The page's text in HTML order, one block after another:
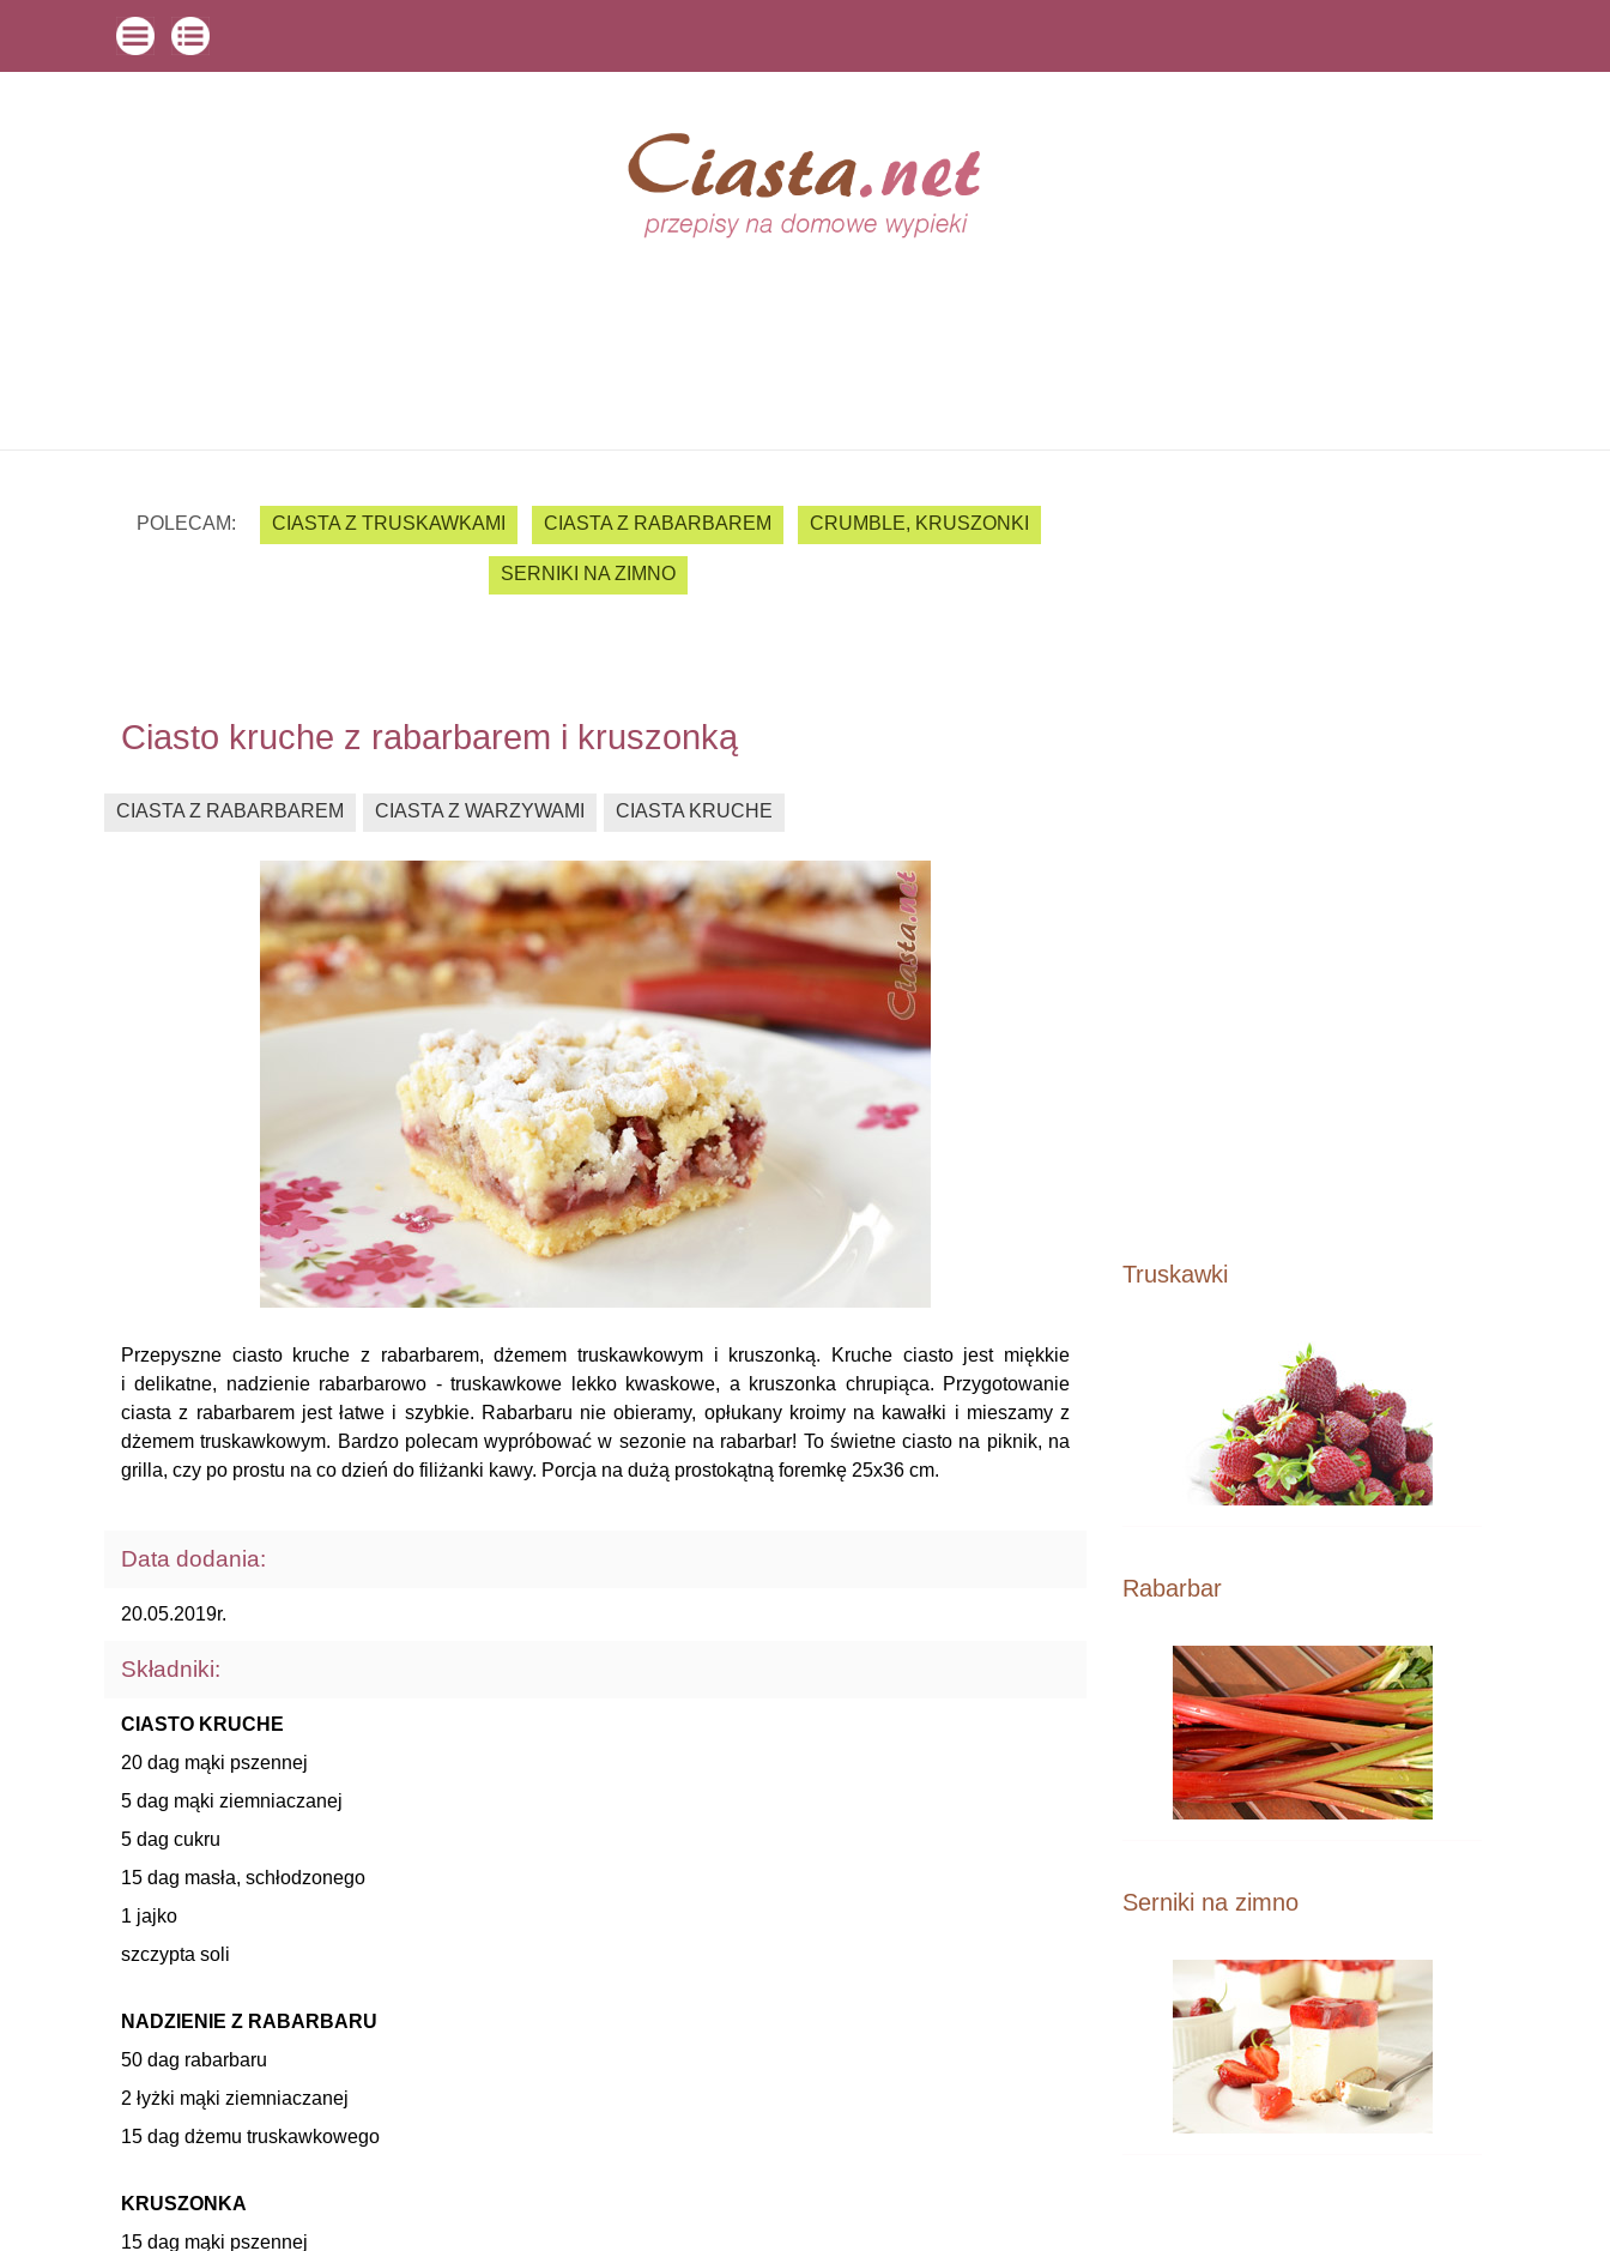
POLECAM: CIASTA Z TRUSKAWKAMI CIASTA Z RABARBAREM CRUMBLE, KRUSZONKI
SERNIKI NA ZIMNO
Ciasto kruche z rabarbarem i kruszonką
CIASTA Z RABARBAREM CIASTA Z WARZYWAMI CIASTA KRUCHE
Przepyszne ciasto kruche z rabarbarem, dżemem truskawkowym i kruszonką. Kruche ciasto jest miękkie
i delikatne, nadzienie rabarbarowo - truskawkowe lekko kwaskowe, a kruszonka chrupiąca. Przygotowanie
ciasta z rabarbarem jest łatwe i szybkie. Rabarbaru nie obieramy, opłukany kroimy na kawałki i mieszamy z
dżemem truskawkowym. Bardzo polecam wypróbować w sezonie na rabarbar! To świetne ciasto na piknik, na
grilla, czy po prostu na co dzień do filiżanki kawy. Porcja na dużą prostokątną foremkę 25x36 cm.
Data dodania:
20.05.2019r.
Składniki:
CIASTO KRUCHE
20 dag mąki pszennej
5 dag mąki ziemniaczanej
5 dag cukru
15 dag masła, schłodzonego
1 jajko
szczypta soli
NADZIENIE Z RABARBARU
50 dag rabarbaru
2 łyżki mąki ziemniaczanej
15 dag dżemu truskawkowego
KRUSZONKA
15 dag mąki pszennej
Truskawki
Rabarbar
Serniki na zimno